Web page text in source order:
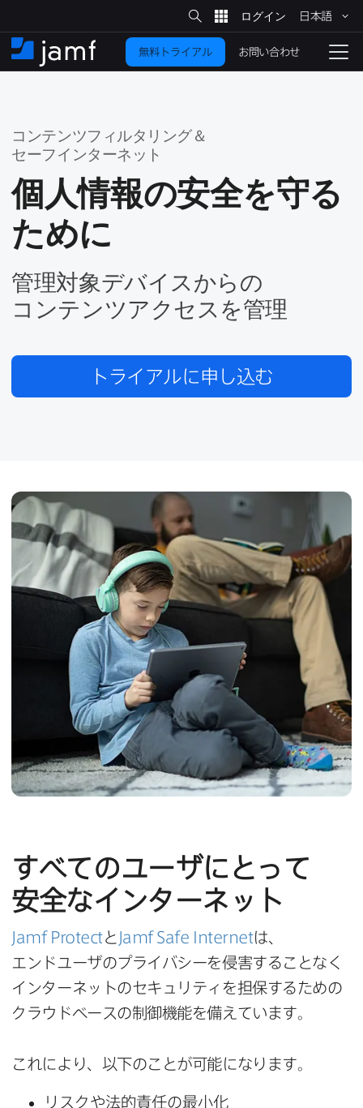
イ
ン
コ
ツ
に
移
動
サ
イ
ト
検
索
日本語
ホ
ー
ナ
切
無料トライアル お問い合わせ
コンテンツフィルタリング＆
セーフインターネット
個人情報の​安全を​守る​
ために
管理対象デバイスからの​
コンテンツアクセスを​管理
トライアルに​申し込む
すべての​ユーザに​とって​
安全な​インターネット
Jamf Protectと Jamf Safe Internetは、​
エンドユーザの​プライバシーを​侵害する​ことなく​
インターネットの​セキュリティを​担保する​ための​
クラウドベースの​制御機能を​備えています。
これに​より、​以下の​ことが​可能に​なります。
リスクや​法的責任の​最小化